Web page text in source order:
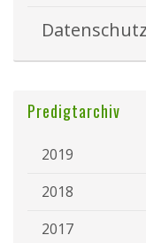
Datenschutz
Predigtarchiv
2019
2018
2017